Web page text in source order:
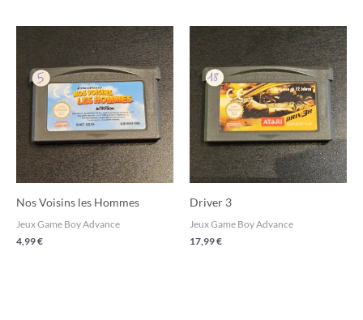
Nos Voisins les Hommes
Jeux Game Boy Advance
4,99€
Driver 3
Jeux Game Boy Advance
17,99€